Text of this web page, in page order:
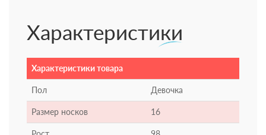
Характеристики
Характеристики товара
Пол Девочка
Размер носков 16